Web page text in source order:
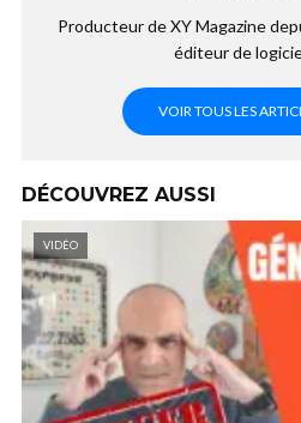
Producteur de XY Magazine
éditeur de
VOIR TOUS LES
DÉCOUVREZ AUSSI
VIDÉO